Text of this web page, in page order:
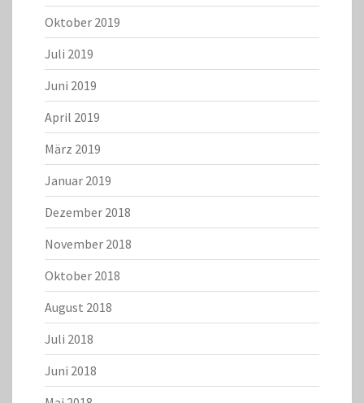
Oktober 2019
Juli 2019
Juni 2019
April 2019
März 2019
Januar 2019
Dezember 2018
November 2018
Oktober 2018
August 2018
Juli 2018
Juni 2018